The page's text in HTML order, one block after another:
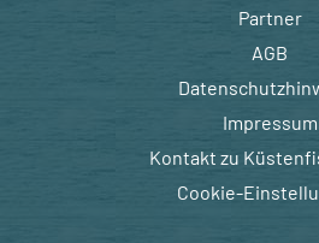
Partner
AGB
Impressum
Kontakt zu
Cookie-